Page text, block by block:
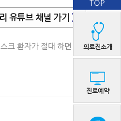
TOP
의료진소개
진료예약
유튜브 채널 가기 >
크 환자가 절대 하면 안